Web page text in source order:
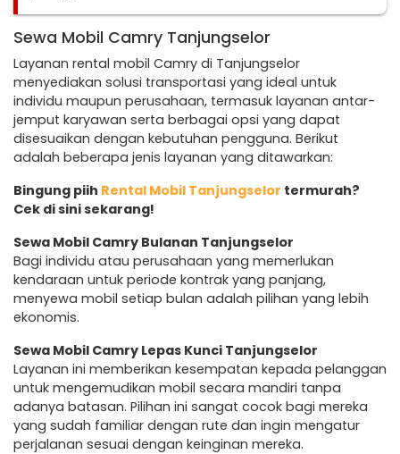
Sewa Mobil Camry Tanjungselor
Layanan rental mobil Camry di Tanjungselor
menyediakan solusi transportasi yang ideal untuk
individu maupun perusahaan, termasuk layanan antar-
jemput karyawan serta berbagai opsi yang dapat
disesuaikan dengan kebutuhan pengguna. Berikut
adalah beberapa jenis layanan yang ditawarkan:
Bingung piih Rental Mobil Tanjungselor termurah?
Cek di sini sekarang!
Sewa Mobil Camry Bulanan Tanjungselor
Bagi individu atau perusahaan yang memerlukan
kendaraan untuk periode kontrak yang panjang,
menyewa mobil setiap bulan adalah pilihan yang lebih
ekonomis.
Sewa Mobil Camry Lepas Kunci Tanjungselor
Layanan ini memberikan kesempatan kepada pelanggan
untuk mengemudikan mobil secara mandiri tanpa
adanya batasan. Pilihan ini sangat cocok bagi mereka
yang sudah familiar dengan rute dan ingin mengatur
perjalanan sesuai dengan keinginan mereka.